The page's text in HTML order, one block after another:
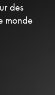
des
monde